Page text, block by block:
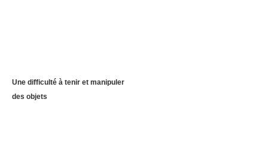
Une difficulté à tenir et manipuler
des objets